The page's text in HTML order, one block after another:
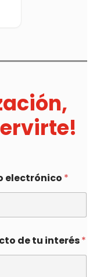
electrónico *
de tu interés*